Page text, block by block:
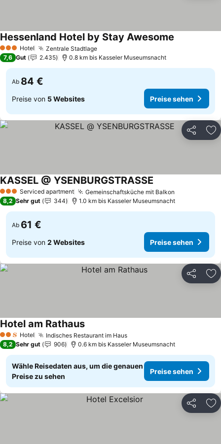
3 SterneHotel Zentrale Stadtlage
Hessenland Hotel by Stay Awesome
7,6 Gut 2.435 0.8 km bis Kasseler Museumsnacht
Ab 84 €
Preise von 5 Websites Preise sehen
Teilen
3 SterneServiced apartment Gemeinschaftsküche mit Balkon
KASSEL @ YSENBURGSTRASSE
8,2 Sehr gut 344 1.0 km bis Kasseler Museumsnacht
Ab 61 €
Preise von 2 Websites Preise sehen
Teilen
2 SterneHotel Indisches Restaurant im Haus
Hotel am Rathaus
8,2 Sehr gut 906 0.6 km bis Kasseler Museumsnacht
Wähle Reisedaten aus, um die genauen
Preise zu sehen
Preise sehen
Teilen